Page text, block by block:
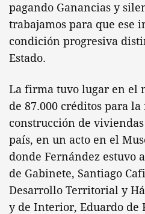
pagando Ganancias y
trabajamos para que ese
condición progresiva
Estado.
La firma tuvo lugar en el
de 87.000 créditos para
construcción de
país, en un acto en el
donde Fernández estuvo
de Gabinete, Santiago
Desarrollo Territorial y
y de Interior, Eduardo de